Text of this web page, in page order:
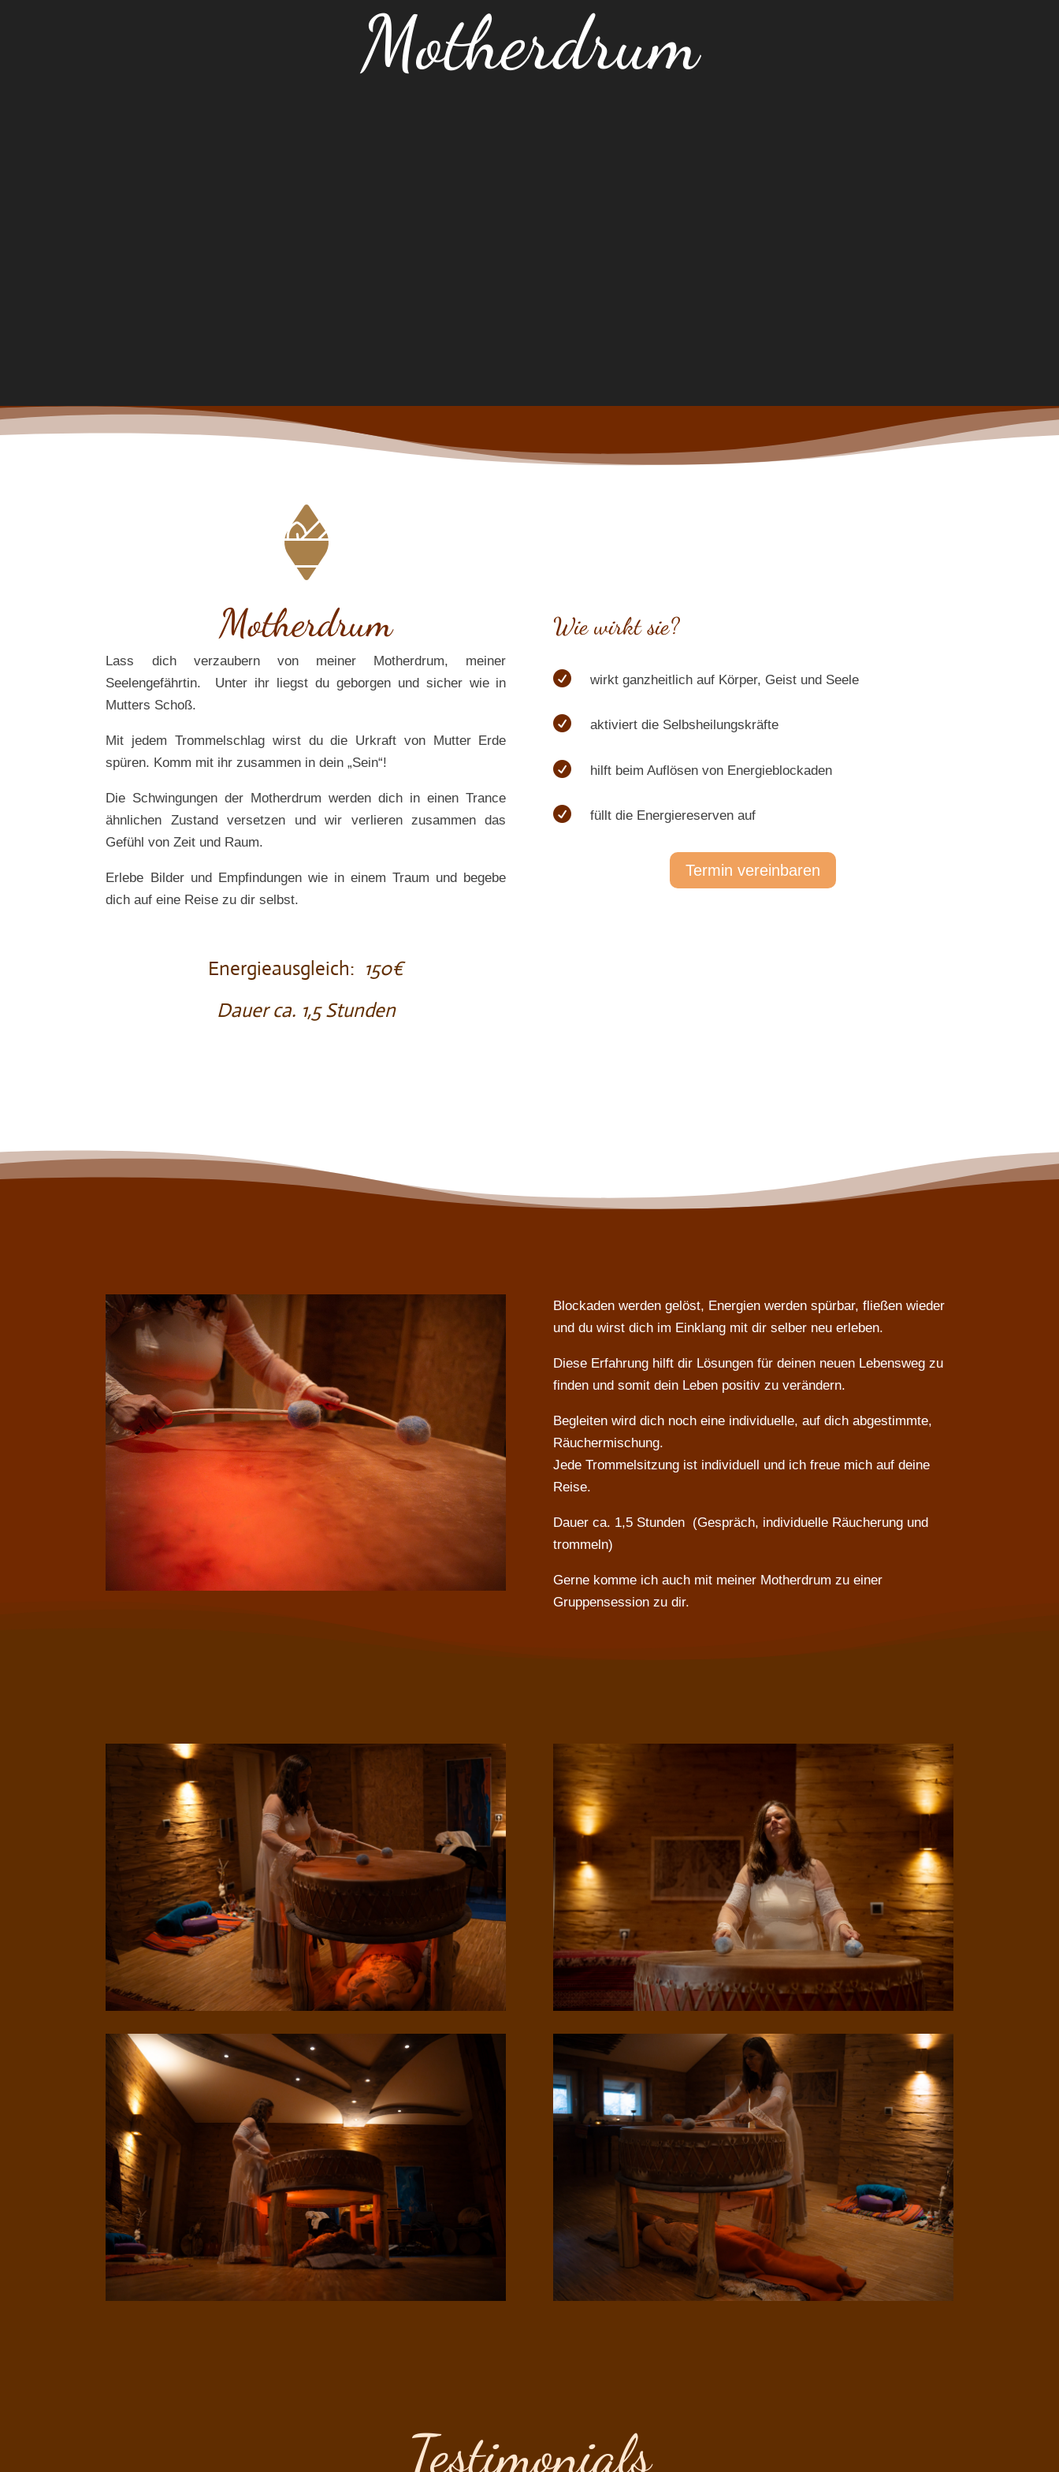
Motherdrum
Motherdrum
Lass dich verzaubern von meiner Motherdrum, meiner
Seelengefährtin. Unter ihr liegst du geborgen und sicher wie in
Mutters Schoß.
Mit jedem Trommelschlag wirst du die Urkraft von Mutter Erde
spüren. Komm mit ihr zusammen in dein „Sein“!
Die Schwingungen der Motherdrum werden dich in einen Trance
ähnlichen Zustand versetzen und wir verlieren zusammen das
Gefühl von Zeit und Raum.
Erlebe Bilder und Empfindungen wie in einem Traum und begebe
dich auf eine Reise zu dir selbst.
Energieausgleich: 150€
Dauer ca. 1,5 Stunden
Wie wirkt sie?
 wirkt ganzheitlich auf Körper, Geist und Seele
 aktiviert die Selbsheilungskräfte
 hilft beim Auflösen von Energieblockaden
 füllt die Energiereserven auf
Termin vereinbaren
Blockaden werden gelöst, Energien werden spürbar, fließen wieder
und du wirst dich im Einklang mit dir selber neu erleben.
Diese Erfahrung hilft dir Lösungen für deinen neuen Lebensweg zu
finden und somit dein Leben positiv zu verändern.
Begleiten wird dich noch eine individuelle, auf dich abgestimmte,
Räuchermischung.
Jede Trommelsitzung ist individuell und ich freue mich auf deine
Reise.
Dauer ca. 1,5 Stunden (Gespräch, individuelle Räucherung und
trommeln)
Gerne komme ich auch mit meiner Motherdrum zu einer
Gruppensession zu dir.
Testimonials